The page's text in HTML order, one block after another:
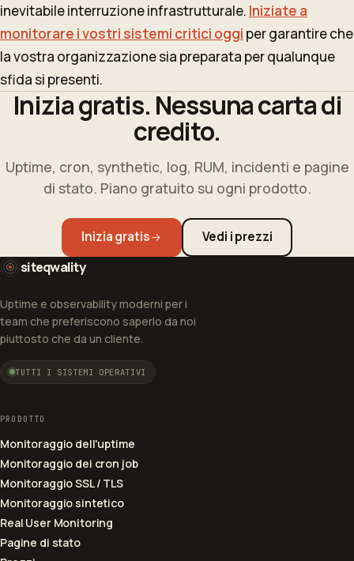
inevitabile interruzione infrastrutturale. Iniziate a
monitorare i vostri sistemi critici oggi per garantire che
la vostra organizzazione sia preparata per qualunque
sfida si presenti.
Inizia gratis. Nessuna carta di
credito.
Uptime, cron, synthetic, log, RUM, incidenti e pagine
di stato. Piano gratuito su ogni prodotto.
Inizia gratis Vedi i prezzi
siteqwality
Uptime e observability moderni per i
team che preferiscono saperlo da noi
piuttosto che da un cliente.
TUTTI I SISTEMI OPERATIVI
PRODOTTO
Monitoraggio dell'uptime
Monitoraggio dei cron job
Monitoraggio SSL / TLS
Monitoraggio sintetico
Real User Monitoring
Pagine di stato